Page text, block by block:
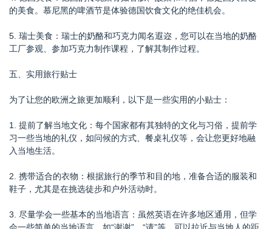
的美食。慕尼黑的啤酒节是体验德国饮食文化的绝佳机会。
5. 瑞士美食：瑞士的奶酪和巧克力闻名遐迩，您可以在当地的奶酪
工厂参观、参加巧克力制作课程，了解其制作过程。
五、实用旅行贴士
为了让您的欧洲之旅更加顺利，以下是一些实用的小贴士：
1. 提前了解当地文化：每个国家都有其独特的文化与习俗，提前学
习一些当地的礼仪，如问候的方式、餐桌礼仪等，会让您更好地融
入当地生活。
2. 携带适合的衣物：根据旅行的季节和目的地，准备合适的服装和
鞋子，尤其是在挑选徒步和户外活动时。
3. 尽量学会一些基本的当地语言：虽然英语在许多地区通用，但学